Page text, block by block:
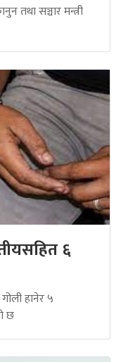
तथा सञ्चार मन्त्री
६
गोली हानेर ५
छ